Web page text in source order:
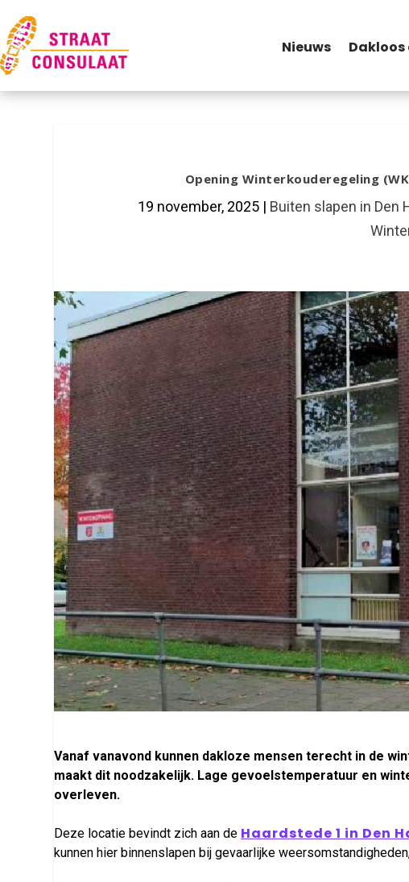
Nieuws Dakloos
Opening Winterkouderegeling
19 november, 2025| Buiten slapen in Den
Vanaf vanavond kunnen dakloze mensen terecht in de
maakt dit noodzakelijk. Lage gevoelstemperatuur en
overleven.
Deze locatie bevindt zich aan de Haardstede 1 in Den
kunnen hier binnenslapen bij gevaarlijke